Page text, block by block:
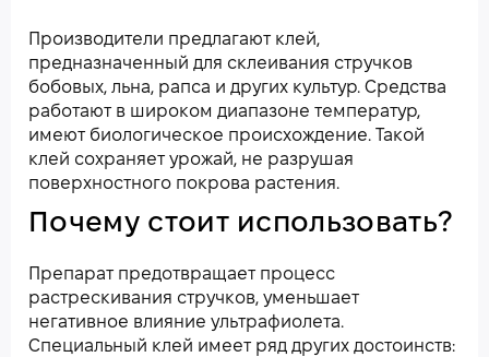
Производители предлагают клей,
предназначенный для склеивания стручков
бобовых, льна, рапса и других культур. Средства
работают в широком диапазоне температур,
имеют биологическое происхождение. Такой
клей сохраняет урожай, не разрушая
поверхностного покрова растения.
Почему стоит использовать?
Препарат предотвращает процесс
растрескивания стручков, уменьшает
негативное влияние ультрафиолета.
Специальный клей имеет ряд других достоинств: